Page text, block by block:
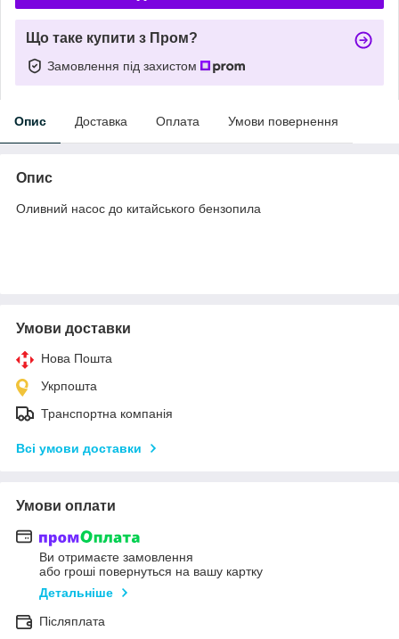
Що таке купити з Пром?
Замовлення під захистом
Опис Доставка Оплата Умови повернення
Опис
Оливний насос до китайського бензопила
Умови доставки
Нова Пошта
Укрпошта
Транспортна компанія
Всі умови доставки
Умови оплати
Ви отримаєте замовлення
або гроші повернуться на вашу картку
Детальніше
Післяплата